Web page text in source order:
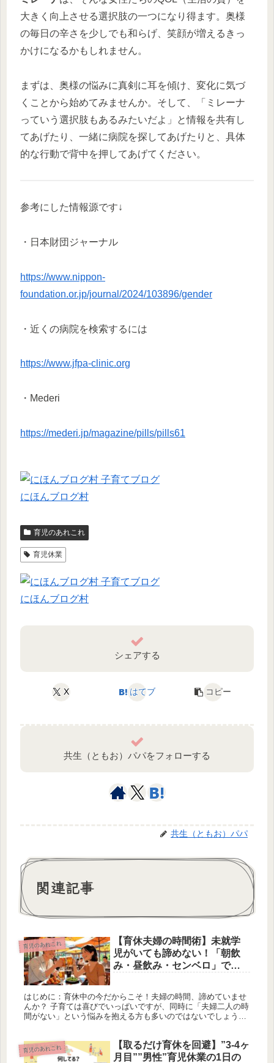
大きく向上させる選択肢の一つになり得ます。奥様
の毎日の辛さを少しでも和らげ、笑顔が増えるきっ
かけになるかもしれません。
まずは、奥様の悩みに真剣に耳を傾け、変化に気づ
くことから始めてみませんか。そして、「ミレーナ
っていう選択肢もあるみたいだよ」と情報を共有し
てあげたり、一緒に病院を探してあげたりと、具体
的な行動で背中を押してあげてください。
参考にした情報源です↓
・日本財団ジャーナル
https://www.nippon-
foundation.or.jp/journal/2024/103896/gender
・近くの病院を検索するには
https://www.jfpa-clinic.org
・Mederi
https://mederi.jp/magazine/pills/pills61
にほんブログ村
育児のあれこれ
育児休業
にほんブログ村
シェアする
X はてブ コピー
共生（ともお）パパをフォローする
共生（ともお）パパ
関連記事
育児のあれこれ
【育休夫婦の時間術】未就学
児がいても諦めない！「朝飲
み・昼飲み・センベロ」で楽
はじめに：育休中の今だからこそ！夫婦の時間、諦めていませ
んか？ 子育ては喜びでいっぱいですが、同時に「夫婦二人の時
間がない」という悩みを抱える方も多いのではないでしょう
育児のあれこれ
【取るだけ育休を回避】”3-4ヶ
月目””男性”育児休業の1日の